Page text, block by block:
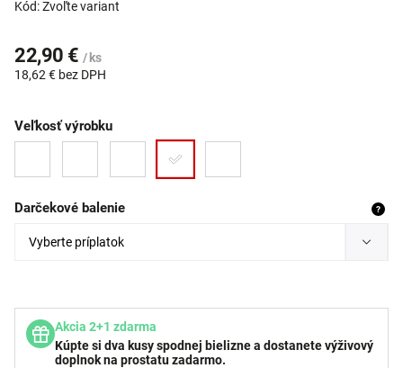
Kód:Zvoľte variant
22,90 € / ks
18,62 € bez DPH
Veľkosť výrobku
Darčekové balenie ?
Akcia 2+1 zdarma
Kúpte si dva kusy spodnej bielizne a dostanete výživový
doplnok na prostatu zadarmo.